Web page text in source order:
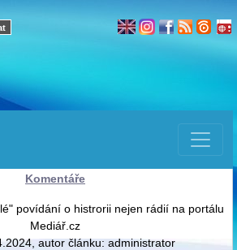
Komentáře
povídání o histrorii nejen rádií na portálu
Mediář.cz
autor článku: administrator